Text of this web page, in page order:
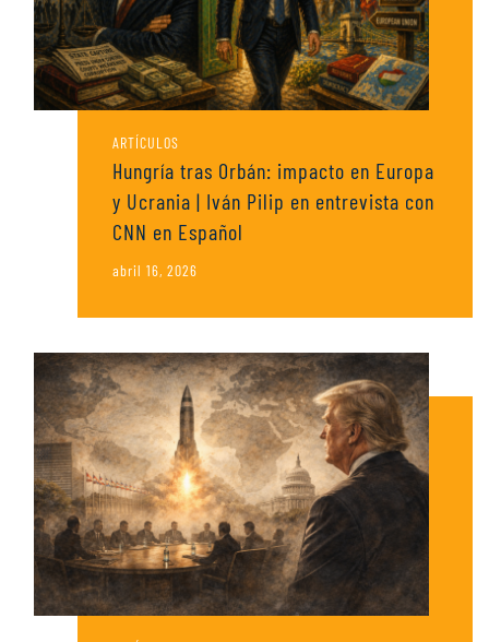
ARTÍCULOS
Hungría tras Orbán: impacto en Europa
y Ucrania | Iván Pilip en entrevista con
CNN en Español
abril 16, 2026